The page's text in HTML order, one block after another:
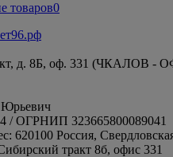
товаров0
д. 8Б, оф. 331 (ЧКАЛОВ -
/ ОГРНИП 323665800089041
620100 Россия,
тракт 8б, офис 331